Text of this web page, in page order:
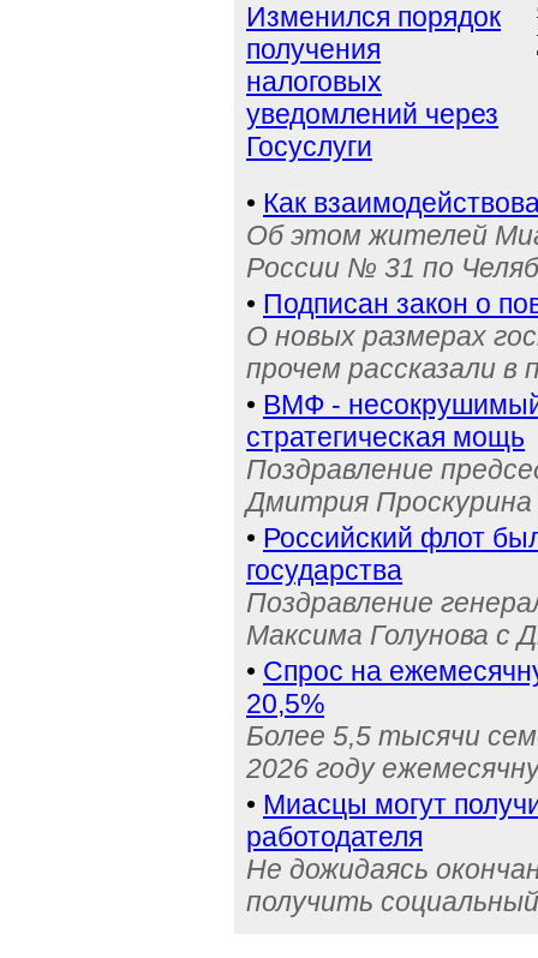
Изменился порядок
получения
налоговых
уведомлений через
Госуслуги
• Как
Об этом жителей
России № 31 по
• Подписан закон о
О новых размерах
прочем рассказали в
• ВМФ -
стратегическая мощь
Поздравление
Дмитрия
• Российский флот
государства
Поздравление
Максима Голунова с
• Спрос на
20,5%
Более 5,5 тысячи
2026 году
• Миасцы могут
работодателя
Не дожидаясь
получить